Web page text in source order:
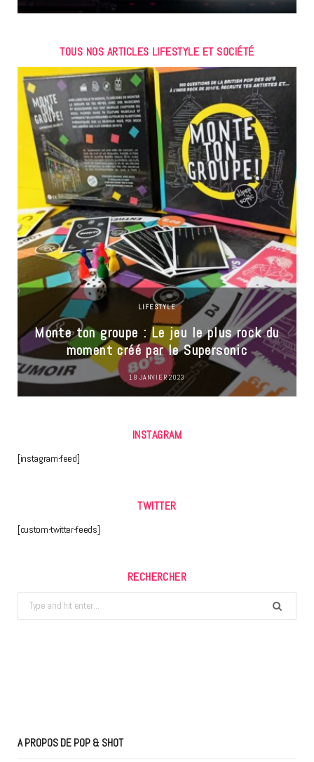
TOUS NOS ARTICLES LIFESTYLE ET SOCIÉTÉ
LIFESTYLE
Monte ton groupe : Le jeu le plus rock du
moment créé par le Supersonic
18 JANVIER 2023
INSTAGRAM
[instagram-feed]
TWITTER
[custom-twitter-feeds]
RECHERCHER
Search
for:
A PROPOS DE POP & SHOT